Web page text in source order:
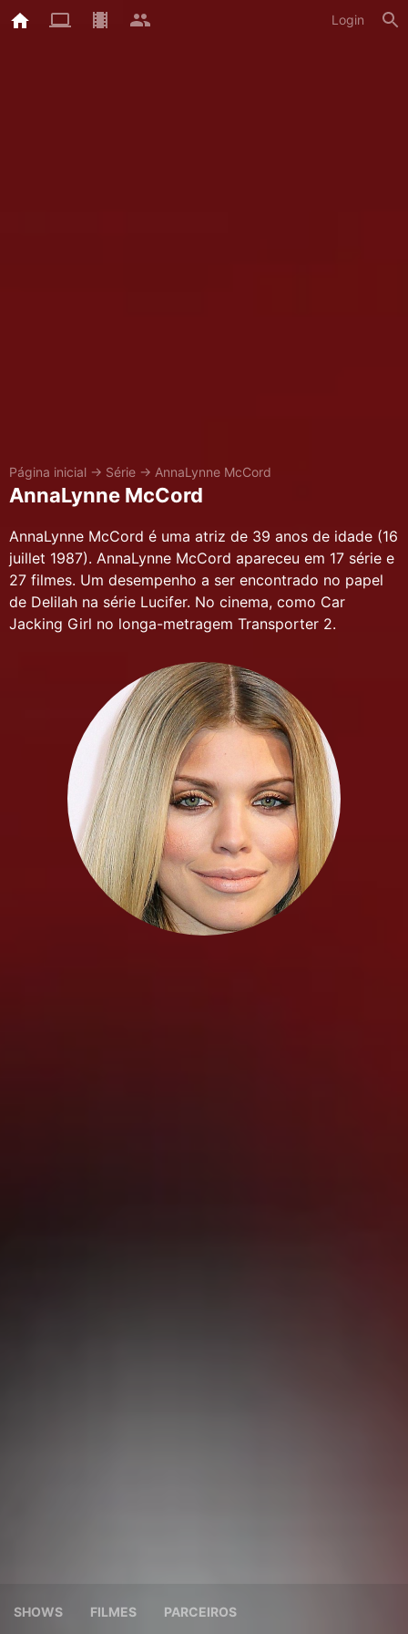
Login
Página inicial → Série → AnnaLynne McCord
AnnaLynne McCord
AnnaLynne McCord é uma atriz de 39 anos de idade (16
juillet 1987). AnnaLynne McCord apareceu em 17 série e
27 filmes. Um desempenho a ser encontrado no papel
de Delilah na série Lucifer. No cinema, como Car
Jacking Girl no longa-metragem Transporter 2.
SHOWS FILMES PARCEIROS